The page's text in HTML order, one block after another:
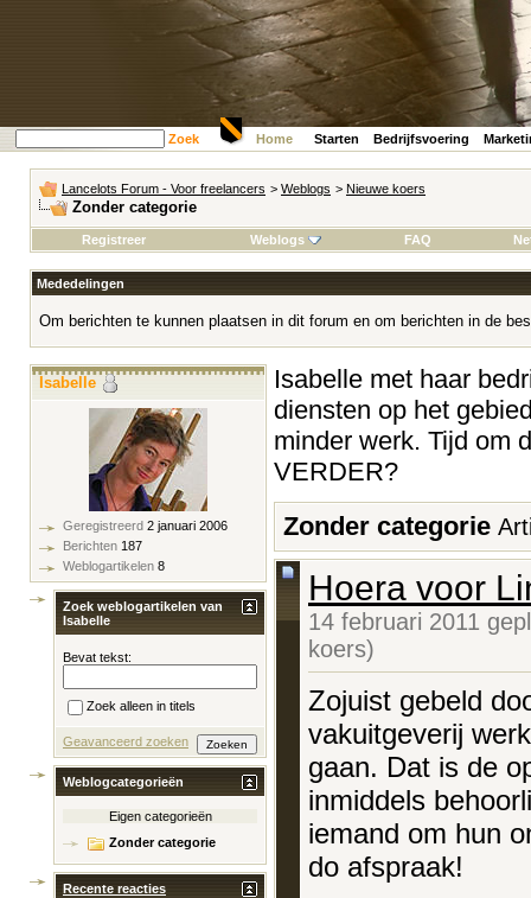
Zoek Home Starten Bedrijfsvoering
Lancelots Forum - Voor freelancers > Weblogs > Nieuwe koers
Zonder categorie
Registreer Weblogs FAQ
Mededelingen
Om berichten te kunnen plaatsen in dit forum en om berichten in de
Isabelle met haar
diensten op het
minder werk. Tijd om
VERDER?
Zonder categorie
Hoera voor
14 februari 2011
koers)
Zojuist gebeld
vakuitgeverij
gaan. Dat is de
inmiddels
iemand om hun
do afspraak!
Isabelle
Geregistreerd 2 januari 2006
Berichten 187
Weblogartikelen 8
Zoek weblogartikelen van
Isabelle
Bevat tekst:
Zoek alleen in titels
Geavanceerd zoeken
Weblogcategorieën
Eigen categorieën
Zonder categorie
Recente reacties